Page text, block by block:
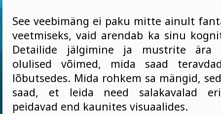
See veebimäng ei paku mitte ainult
veetmiseks, vaid arendab ka sinu
Detailide jälgimine ja mustrite ära
olulised võimed, mida saad
lõbutsedes. Mida rohkem sa mängid,
saad, et leida need salakavalad
peidavad end kaunites visuaalides.